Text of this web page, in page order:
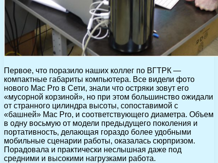
Первое, что поразило наших коллег по ВГТРК —
компактные габариты компьютера. Все видели фото
нового Mac Pro в Сети, знали что остряки зовут его
«мусорной корзиной», но при этом большинство ожидали
от странного цилиндра высоты, сопоставимой с
«башней» Mac Pro, и соответствующего диаметра. Объем
в одну восьмую от модели предыдущего поколения и
портативность, делающая гораздо более удобными
мобильные сценарии работы, оказалась сюрпризом.
Порадовала и практически неслышная даже под
средними и высокими нагрузками работа.